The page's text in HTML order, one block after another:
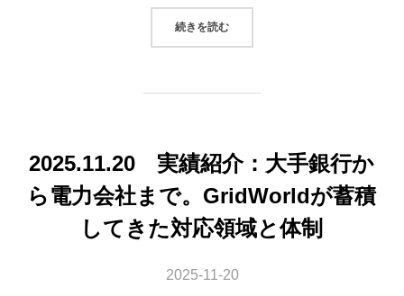
続きを読む“「人手不足」を解決します。”
2025.11.20 実績紹介：大手銀行か
ら電力会社まで。GridWorldが蓄積
してきた対応領域と体制
2025-11-20